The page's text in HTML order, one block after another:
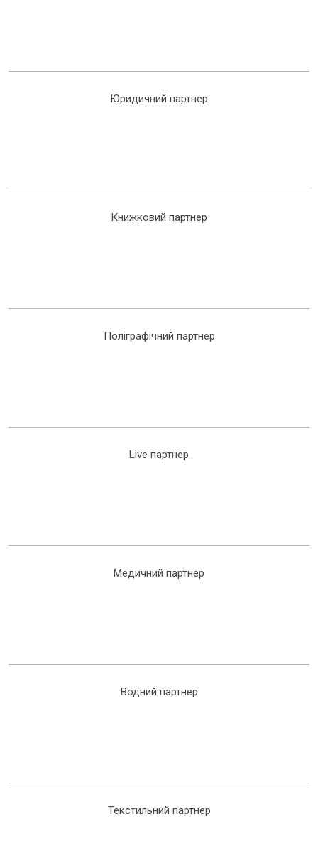
Юридичний партнер
Книжковий партнер
Поліграфічний партнер
Live партнер
Медичний партнер
Водний партнер
Текстильний партнер